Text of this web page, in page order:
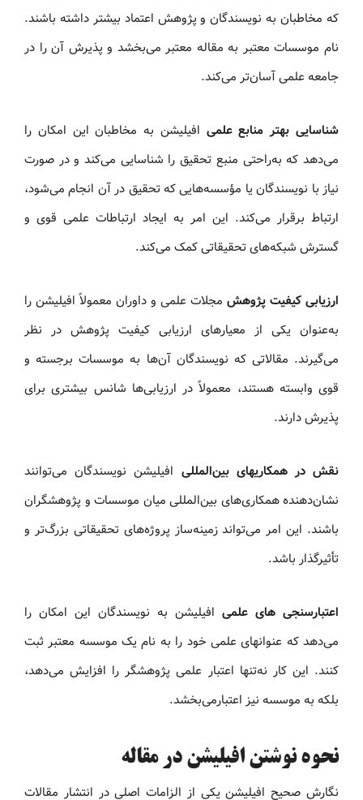
که مخاطبان به نویسندگان و پژوهش اعتماد بیشتر داشته باشند.
نام موسسات معتبر به مقاله معتبر می‌بخشد و پذیرش آن را در
جامعه علمی آسان‌تر می‌کند.
شناسایی بهتر منابع علمی افیلیشن به مخاطبان این امکان را
می‌دهد که به‌راحتی منبع تحقیق را شناسایی می‌کند و در صورت
نیاز با نویسندگان یا مؤسسه‌هایی که تحقیق در آن انجام می‌شود،
ارتباط برقرار می‌کند. این امر به ایجاد ارتباطات علمی قوی و
گسترش شبکه‌های تحقیقاتی کمک می‌کند.
ارزیابی کیفیت پژوهش مجلات علمی و داوران معمولاً افیلیشن را
به‌عنوان یکی از معیارهای ارزیابی کیفیت پژوهش در نظر
می‌گیرند. مقالاتی که نویسندگان آن‌ها به موسسات برجسته و
قوی وابسته هستند، معمولاً در ارزیابی‌ها شانس بیشتری برای
پذیرش دارند.
نقش در همکاریهای بین‌المللی افیلیشن نویسندگان می‌توانند
نشان‌دهنده همکاری‌های بین‌المللی میان موسسات و پژوهشگران
باشند. این امر می‌تواند زمینه‌ساز پروژه‌های تحقیقاتی بزرگ‌تر و
تأثیرگذار باشد.
اعتبارسنجی های علمی افیلیشن به نویسندگان این امکان را
می‌دهد که عنوانهای علمی خود را به نام یک موسسه معتبر ثبت
کنند. این کار نه‌تنها اعتبار علمی پژوهشگر را افزایش می‌دهد،
بلکه به موسسه نیز اعتبارمی‌بخشد.
نحوه نوشتن افیلیشن در مقاله
نگارش صحیح افیلیشن یکی از الزامات اصلی در انتشار مقالات